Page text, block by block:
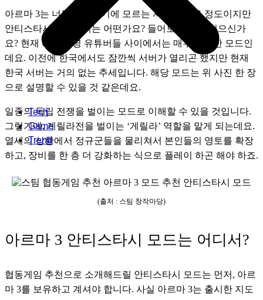
Tech
Game
Trend
아르마 3는 너무 유명하기에 모르는 사람이 없을 정도이지만
안티스타시라는 단어는 어떤가요? 들어보신 적이 있으신가
요? 현재 해외 유명 유튜버들 사이에서는 매우 유명한 모드인
데요. 이전에 한국에서도 잠깐씩 서버가 열리곤 했지만 현재
한국 서버는 거의 없는 추세입니다. 해당 모드는 위 사진 한 장
으로 설명할 수 있을 것 같은데요.
일종의 독립 전쟁을 벌이는 모드로 이해할 수 있을 것입니다.
그렇기에, 게릴라전을 벌이는 ‘게릴라’ 역할을 맡게 되는데요.
열세의 상황에서 정규군들을 물리쳐서 본인들의 영토를 확장
하고, 장비를 한 층 더 강화하는 식으로 플레이 하곤 해야 하죠.
(출처 : 스팀 창작마당)
아르마 3 안티스타시 모드는 어디서?
협동게임 추천으로 소개해드릴 안티스타시 모드는 먼저, 아르
마 3를 보유하고 계셔야 합니다. 사실 아르마 3는 출시한 지도